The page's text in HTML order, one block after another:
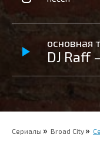
основная
DJ Raff
Сериалы Broad City